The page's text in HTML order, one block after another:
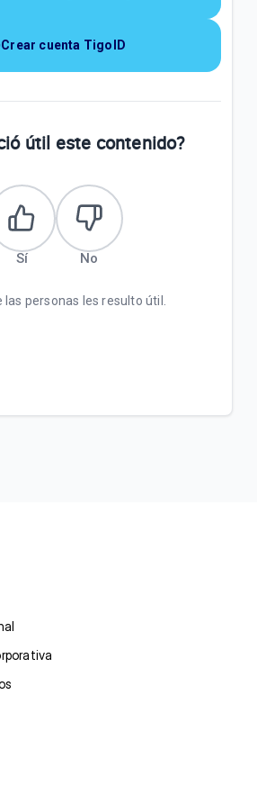
Crear cuenta TigoID
útil este contenido?
Sí No
las personas les resulto útil.